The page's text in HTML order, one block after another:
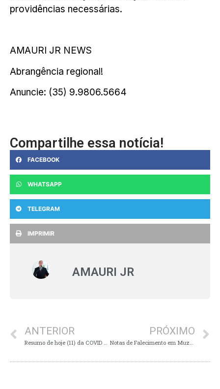
providências necessárias.
AMAURI JR NEWS
Abrangência regional!
Anuncie: (35) 9.9806.5664
Compartilhe essa notícia!
FACEBOOK
WHATSAPP
TELEGRAM
IMPRIMIR
AMAURI JR
ANTERIOR PRÓXIMO